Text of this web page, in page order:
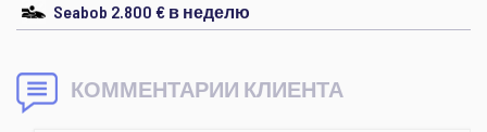
Seabob 2.800 € в неделю
КОММЕНТАРИИ КЛИЕНТА